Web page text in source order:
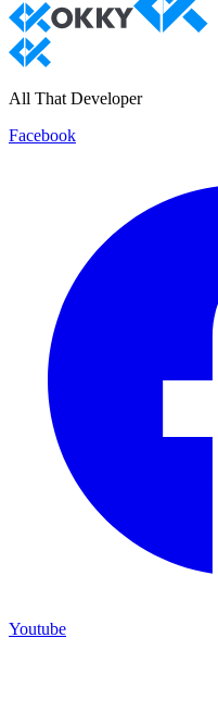
All That Developer
Facebook
Youtube